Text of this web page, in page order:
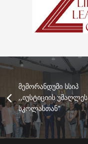
მემორანდუმი სსიპ
,,იუსტიციის უმაღლეს
სკოლასთან”